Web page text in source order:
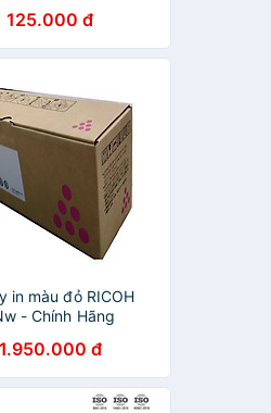
125.000 đ
in màu đỏ RICOH
- Chính Hãng
1.950.000 đ